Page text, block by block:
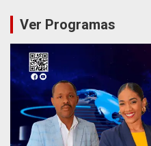
Ver Programas